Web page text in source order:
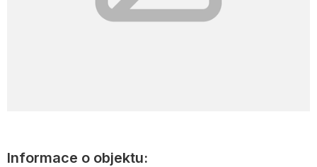
Informace o objektu: